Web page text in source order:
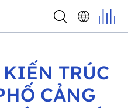
TRÚC
CẢNG